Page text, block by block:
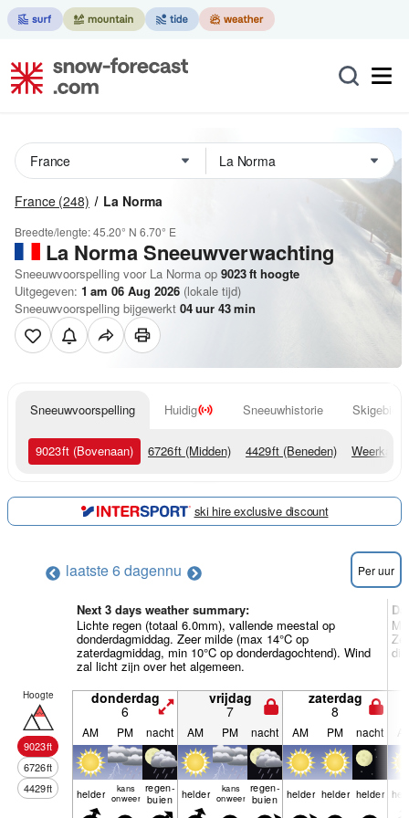
France (248) La Norma
Breedte/lengte:45.20° N 6.70° E
La NormaSneeuwverwachting
Sneeuwvoorspelling voor La Norma op 9023ft hoogte
Uitgegeven: 1 am 06 Aug 2026 (lokale tijd)
Sneeuwvoorspelling bijgewerkt 04uur 43min
Sneeuwvoorspelling Huidig Sneeuwhistorie Skigebied
9023ft (Bovenaan) 6726ft (Midden) 4429ft (Beneden)
ski hire exclusive discount
laatste 6 dagennu Per uur
Next 3 days weather summary:
Lichte regen (totaal 6.0mm), vallende meestal op
donderdagmiddag. Zeer milde (max 14°C op
zaterdagmiddag, min 10°C op donderdagochtend). Wind
zal licht zijn over het algemeen.
Hoogte
9023ft
6726ft
4429ft
donderdag
6
vrijdag
7
zaterdag
8
AM PM nacht AM PM nacht AM PM nacht
helder kans
onweer
regen­
buien helder kans
onweer
regen­
buien helder helder helder